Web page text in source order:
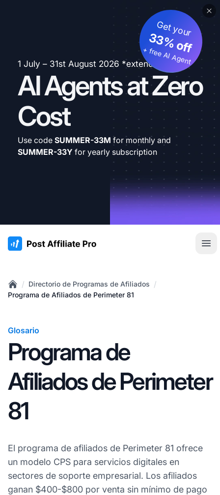
1 July – 31st August 2026 *extended
AI Agents at Zero
Cost
Get your
33% off
+ free AI Agent
Use code SUMMER-33M for monthly and
SUMMER-33Y for yearly subscription
:site.title
Home
/ Directorio de Programas de Afiliados /
Programa de Afiliados de Perimeter 81
Glosario
Programa de
Afiliados de Perimeter
81
El programa de afiliados de Perimeter 81 ofrece
un modelo CPS para servicios digitales en
sectores de soporte empresarial. Los afiliados
ganan $400-$800 por venta sin mínimo de pago